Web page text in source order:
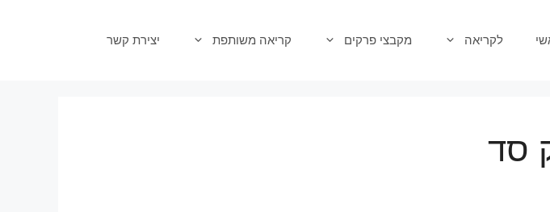
לקריאה מקבצי פרקים קריאה משותפת יצירת קשר
סד